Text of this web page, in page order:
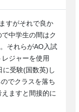
すがそれで良か
中学生の間はク
それらがAO入試
ジャーを使用
に受験(国数英)し
でクラスを落ち
ますと間接的に